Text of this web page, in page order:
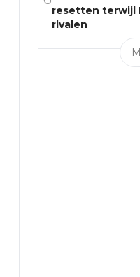
resetten terwijl
rivalen